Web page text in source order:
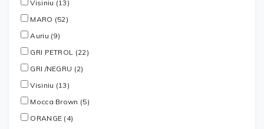
Visiniu (13)
MARO (52)
Auriu (9)
GRI PETROL (22)
GRI /NEGRU (2)
Visiniu (13)
Mocca Brown (5)
ORANGE (4)